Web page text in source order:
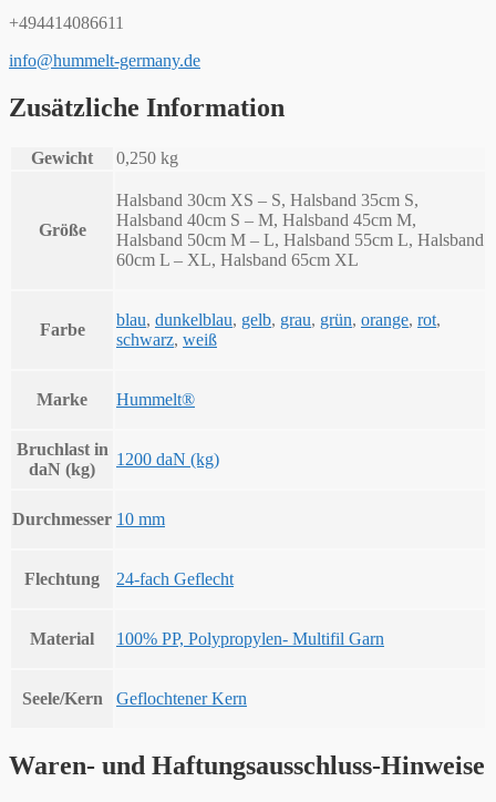
+494414086611
info@hummelt-germany.de
Zusätzliche Information
Gewicht 0,250 kg
Größe
Halsband 30cm XS – S, Halsband 35cm S,
Halsband 40cm S – M, Halsband 45cm M,
Halsband 50cm M – L, Halsband 55cm L, Halsband
60cm L – XL, Halsband 65cm XL
Farbe
blau, dunkelblau, gelb, grau, grün, orange, rot,
schwarz, weiß
Marke Hummelt®
Bruchlast in
daN (kg)
1200 daN (kg)
Durchmesser 10 mm
Flechtung 24-fach Geflecht
Material 100% PP, Polypropylen- Multifil Garn
Seele/Kern Geflochtener Kern
Waren- und Haftungsausschluss-Hinweise